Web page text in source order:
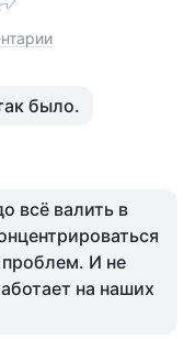
было.
всё валить в
И не
на наших